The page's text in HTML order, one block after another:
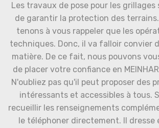
Les travaux de pose pour les grillages
de garantir la protection des
tenons à vous rappeler que les
techniques. Donc, il va falloir convier
matière. De ce fait, nous pouvons
de placer votre confiance en
N'oubliez pas qu'il peut proposer des
intéressants et accessibles à tous.
recueillir les renseignements
le téléphoner directement. Il dresse